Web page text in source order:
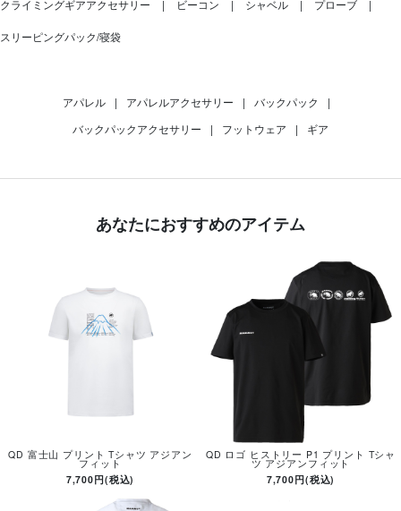
クライミングギアアクセサリー ビーコン シャベル プローブ
スリーピングパック/寝袋
アパレル | アパレルアクセサリー | バックパック
|
バックパックアクセサリー
| フットウェア | ギア
あなたにおすすめのアイテム
QD 富士山 プリント Tシャツ アジアン
フィット
7,700円(税込)
QD ロゴ ヒストリー P1 プリント Tシャ
ツ アジアンフィット
7,700円(税込)